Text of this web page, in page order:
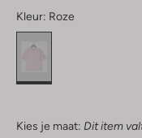
Kleur: Roze
Kies je maat: Dit item